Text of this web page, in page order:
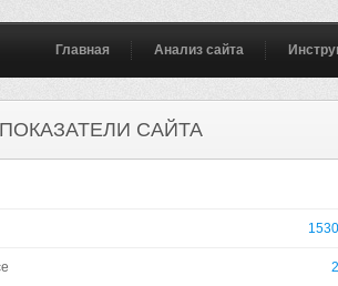
Главная Анализ сайта
САЙТА
1530
2